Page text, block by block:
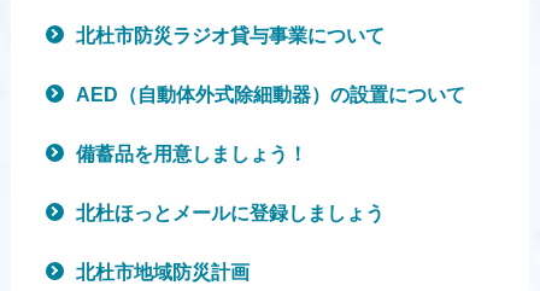
北杜市防災ラジオ貸与事業について
AED（自動体外式除細動器）の設置について
備蓄品を用意しましょう！
北杜ほっとメールに登録しましょう
北杜市地域防災計画